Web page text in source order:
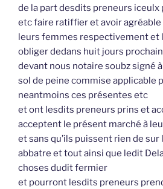
de la part desdits preneurs
etc faire ratiffier et avoir agréable
leurs femmes respectivement et
obliger dedans huit jours
devant nous notaire soubz signé
sol de peine commise applicable
neantmoins ces présentes etc
et ont lesdits preneurs prins et
acceptent le présent marché à
et sans qu’ils puissent rien de
abbatre et tout ainsi que ledit
choses dudit fermier
et pourront lesdits preneurs